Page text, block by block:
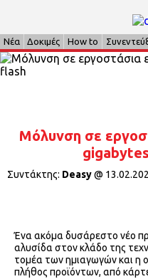
Νέα Δοκιμές How to
Μόλυνση σε
Συντάκτης: Deasy@
Ένα ακόμα δυσάρεστο νέο
αλυσίδα στον κλάδο της
τομέα των ημιαγωγών και η
πλήθος προϊόντων, από